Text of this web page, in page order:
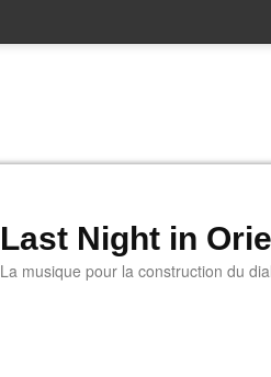
Last Night in
La musique pour la construction du